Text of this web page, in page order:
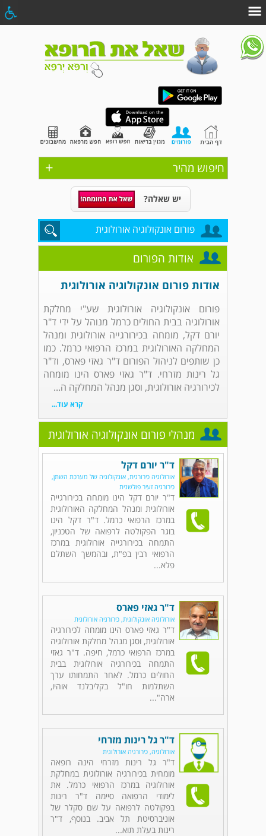
+ חיפוש מהיר
יש שאלה?
פורום אונקולוגיה אורולוגית
אודות הפורום
אודות פורום אונקולוגיה אורולוגית
פורום אונקולוגיה אורולוגית שע"י מחלקת
אורולוגיה בבית החולים כרמל מנוהל על ידי ד"ר
יורם דקל, מומחה בכירורגייה אורולוגית ומנהל
המחלקה האורולוגית במרכז הרפואי כרמל. כמו
כן שותפים לניהול הפורום ד"ר גאזי פארס, וד"ר
גל רינות מזרחי. ד"ר גאזי פארס הינו מומחה
לכירורגיה אורולוגית, וסגן מנהל המחלקה ה...
קרא עוד...
מנהלי פורום אונקולוגיה אורולוגית
ד"ר יורם דקל
אורולוגיה כירורגית, אונקולוגיה של מערכת השתן,
כירורגיה זעיר פולשנית
ד"ר יורם דקל הינו מומחה בכירורגייה
אורולוגית ומנהל המחלקה האורולוגית
במרכז הרפואי כרמל. ד"ר דקל הינו
בוגר הפקולטה לרפואה של הטכניון,
התמחה בכירורגייה אורולוגית במרכז
הרפואי רבין בפ"ת, ובהמשך השתלם
פלא...
ד"ר גאזי פארס
אורולוגיה אונקולוגית, כירורגיה אורולוגית
ד"ר גאזי פארס הינו מומחה לכירורגיה
אורולוגית, וסגן מנהל מחלקת אורולוגיה
במרכז הרפואי כרמל, חיפה. ד"ר גאזי
התמחה בכירורגיה אורולוגית בבית
החולים כרמל. לאחר התמחותו ערך
השתלמות חו"ל בקליבלנד אוהיו,
ארה"...
ד"ר גל רינות מזרחי
אורולוגיה, כירורגיה אורולוגית
ד"ר גל רינות מזרחי הינה רופאה
מומחית בכירורגיה אורולוגית במחלקת
אורולוגיה במרכז הרפואי כרמל. את
לימודי הרפואה סיימה ד"ר רינות
בפקולטה לרפואה על שם סקלר של
אוניברסיטת תל אביב. בנוסף, ד"ר
רינות בעלת תוא...